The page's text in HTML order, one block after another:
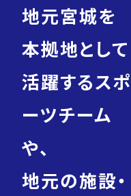
地元宮城を
本拠地として
活躍するスポ
ーツチーム
や、
地元の施設・